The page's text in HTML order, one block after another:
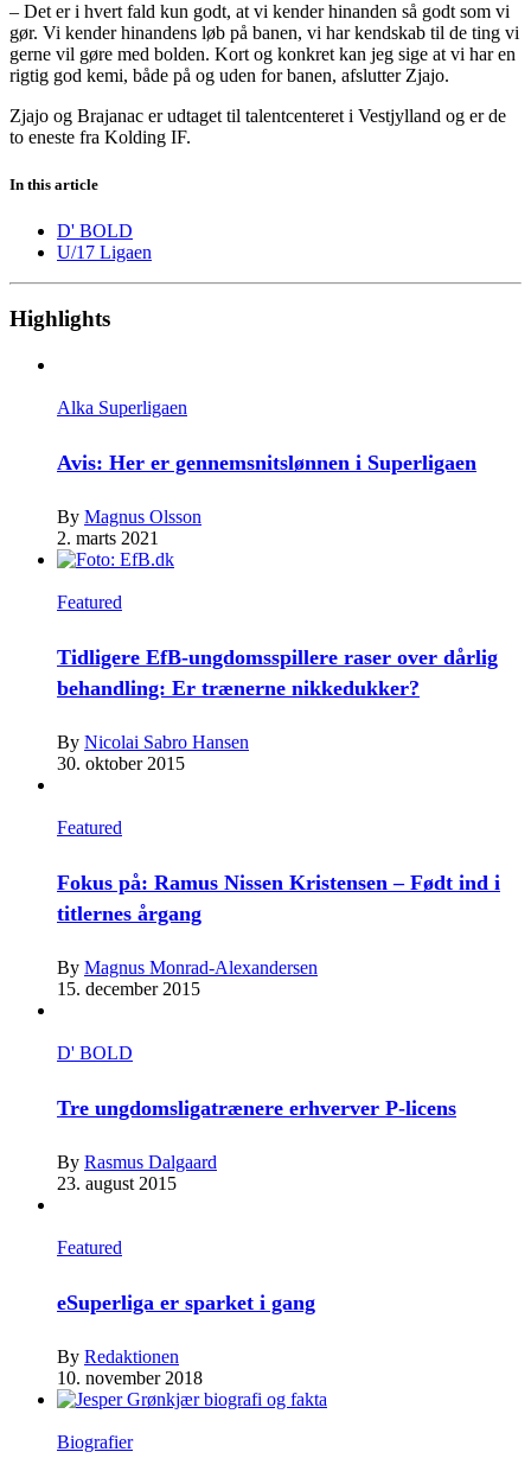
– Det er i hvert fald kun godt, at vi kender hinanden så godt som vi
gør. Vi kender hinandens løb på banen, vi har kendskab til de ting vi
gerne vil gøre med bolden. Kort og konkret kan jeg sige at vi har en
rigtig god kemi, både på og uden for banen, afslutter Zjajo.
Zjajo og Brajanac er udtaget til talentcenteret i Vestjylland og er de
to eneste fra Kolding IF.
In this article
D' BOLD
U/17 Ligaen
Highlights
Alka Superligaen
Avis: Her er gennemsnitslønnen i Superligaen
By Magnus Olsson
2. marts 2021
Featured
Tidligere EfB-ungdomsspillere raser over dårlig
behandling: Er trænerne nikkedukker?
By Nicolai Sabro Hansen
30. oktober 2015
Featured
Fokus på: Ramus Nissen Kristensen – Født ind i
titlernes årgang
By Magnus Monrad-Alexandersen
15. december 2015
D' BOLD
Tre ungdomsligatrænere erhverver P-licens
By Rasmus Dalgaard
23. august 2015
Featured
eSuperliga er sparket i gang
By Redaktionen
10. november 2018
Biografier